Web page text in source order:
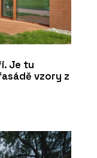
Je tu
vzory z